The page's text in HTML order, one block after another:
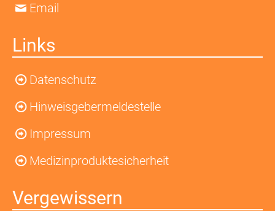
Email
Links
Datenschutz
Hinweisgebermeldestelle
Impressum
Medizinproduktesicherheit
Vergewissern